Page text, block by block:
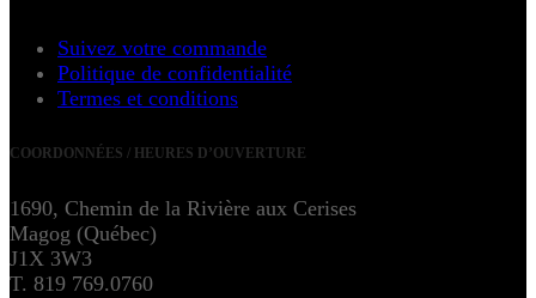
Suivez votre commande
Politique de confidentialité
Termes et conditions
COORDONNÉES / HEURES D’OUVERTURE
1690, Chemin de la Rivière aux Cerises
Magog (Québec)
J1X 3W3
T. 819 769.0760